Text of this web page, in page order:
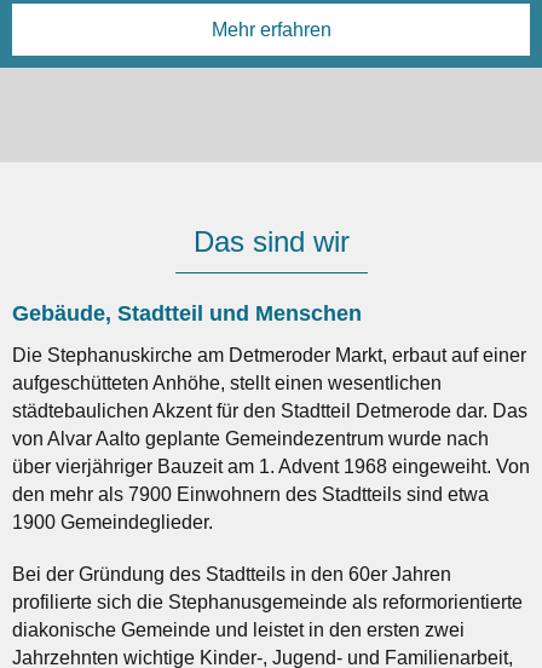
Mehr erfahren
Mehr erfahren
Das sind wir
Gebäude, Stadtteil und Menschen
Die Stephanuskirche am Detmeroder Markt, erbaut auf einer
aufgeschütteten Anhöhe, stellt einen wesentlichen
städtebaulichen Akzent für den Stadtteil Detmerode dar. Das
von Alvar Aalto geplante Gemeindezentrum wurde nach
über vierjähriger Bauzeit am 1. Advent 1968 eingeweiht. Von
den mehr als 7900 Einwohnern des Stadtteils sind etwa
1900 Gemeindeglieder.
Bei der Gründung des Stadtteils in den 60er Jahren
profilierte sich die Stephanusgemeinde als reformorientierte
diakonische Gemeinde und leistet in den ersten zwei
Jahrzehnten wichtige Kinder-, Jugend- und Familienarbeit,